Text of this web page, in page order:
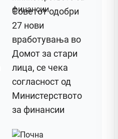
Советот одобри
27 нови
вработувања во
Домот за стари
лица, се чека
согласност од
Министерството
за финансии